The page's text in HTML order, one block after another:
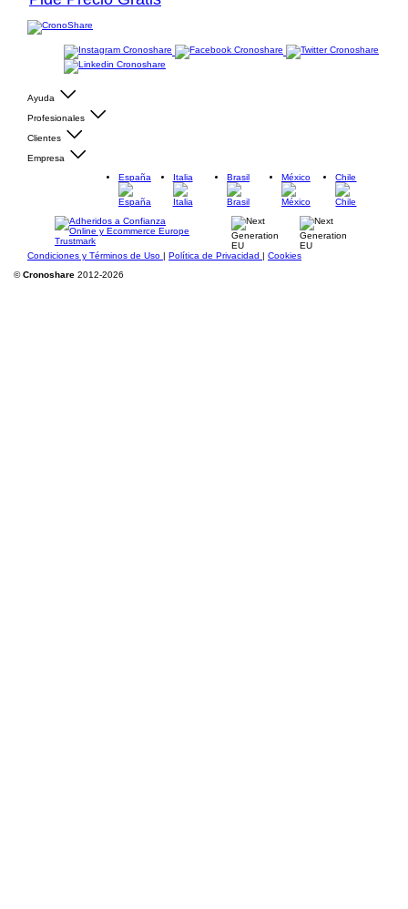
Ayuda
Profesionales
Clientes
Empresa
España
Italia Brasil México Chile
Condiciones y Términos de Uso | Política de Privacidad | Cookies
©Cronoshare 2012-2026